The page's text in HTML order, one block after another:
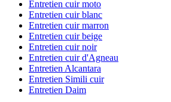
Entretien cuir moto
Entretien cuir blanc
Entretien cuir marron
Entretien cuir beige
Entretien cuir noir
Entretien cuir d'Agneau
Entretien Alcantara
Entretien Simili cuir
Entretien Daim